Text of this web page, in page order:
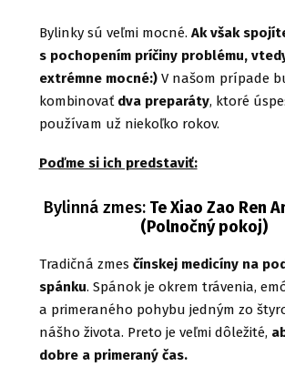
Bylinky sú veľmi mocné. Ak však
s pochopením príčiny problému,
extrémne mocné:)V našom prípade
kombinovať dva preparáty, ktoré
používam už niekoľko rokov.
Poďme si ich predstaviť:
Bylinná zmes:Te Xiao Zao Ren
(Polnočný pokoj)
Tradičná zmes čínskej medicíny na
spánku. Spánok je okrem trávenia,
a primeraného pohybu jedným zo
nášho života. Preto je veľmi dôležité,
dobre a primeraný čas.